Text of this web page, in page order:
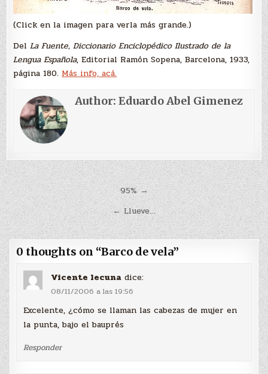
(Click en la imagen para verla más grande.)
DelLa Fuente, Diccionario Enciclopédico Ilustrado de la
Lengua Española, Editorial Ramón Sopena, Barcelona, 1933,
página 180. Más info, acá.
Author:Eduardo Abel Gimenez
Navegación
de
entradas
95% →
← Llueve…
0 thoughts on “Barco de vela”
Vicente lecuna dice:
08/11/2006 a las 19:56
Excelente, ¿cómo se llaman las cabezas de mujer en
la punta, bajo el bauprés
Responder